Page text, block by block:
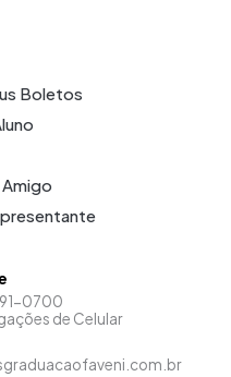
Boletos
0700
de Celular